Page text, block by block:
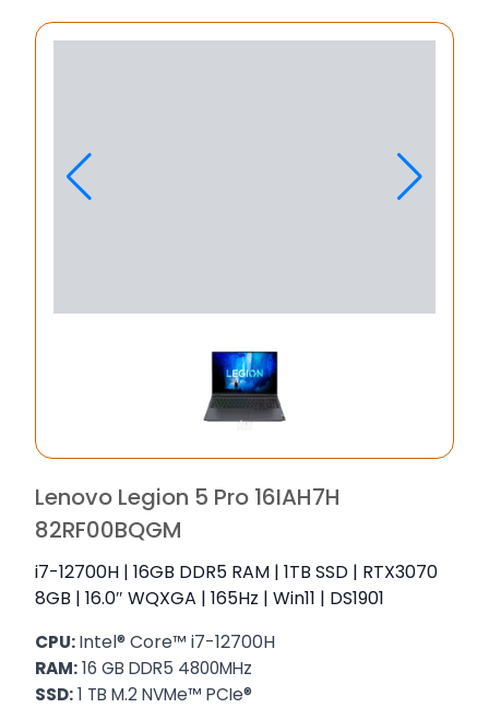
Lenovo Legion 5 Pro 16IAH7H
82RF00BQGM
i7-12700H | 16GB DDR5 RAM | 1TB SSD | RTX3070
8GB | 16.0″ WQXGA | 165Hz | Win11 | DS1901
CPU:Intel® Core™ i7-12700H
RAM:16 GB DDR5 4800MHz
SSD:1 TB M.2 NVMe™ PCIe®